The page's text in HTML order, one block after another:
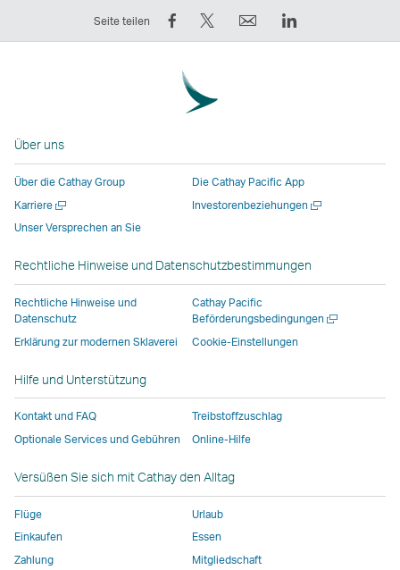
Seite teilen
Auf
Facebook
–
der
in
einem
neuen
das
von
externen
Anbietern
und
entspricht
möglicherweise
nicht
denselben
Zugangsrichtlinien
wie
bei
Twittern
–
wird
neuen
Fenster
geöffnet,
externen
Anbietern
betrieben
wird,
möglicherweise
nicht
denselben
Zugangsrichtlinien
wie
bei
Cathay
Pacific
Mail
neuen
Fenster
geöffnet,
externen
Anbietern
betrieben
wird,
möglicherweise
nicht
Pacific
LinkedIn
Der
Fenster
geöffnet,
das
Anbietern
wird,
und
nicht
Über uns
Über die Cathay Group
Die Cathay Pacific App
KarriereNeues
öffnen
Investorenbeziehungen Neues
Unser Versprechen an Sie
Rechtliche Hinweise und Datenschutzbestimmungen
Rechtliche Hinweise und
Datenschutz
Cathay Pacific
Beförderungsbedingungen Neues
Erklärung zur modernen Sklaverei Cookie-Einstellungen
Hilfe und Unterstützung
Kontakt und FAQ
Treibstoffzuschlag
Optionale Services und Gebühren
Online-Hilfe
Versüßen Sie sich mit Cathay den Alltag
Flüge
Urlaub
Einkaufen
Essen
Zahlung
Mitgliedschaft